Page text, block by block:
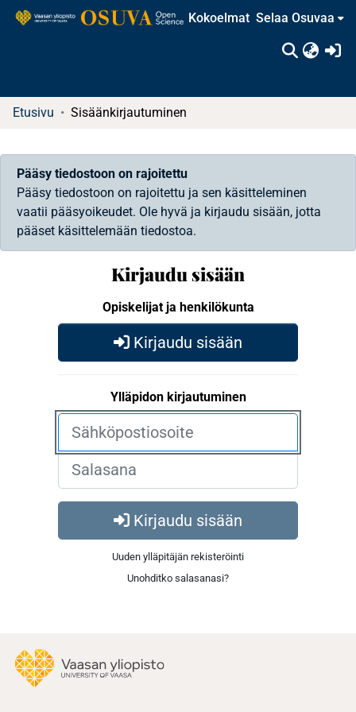
Kokoelmat Selaa Osuvaa
Etusivu Sisäänkirjautuminen
Pääsy tiedostoon on rajoitettu
Pääsy tiedostoon on rajoitettu ja sen käsitteleminen
vaatii pääsyoikeudet. Ole hyvä ja kirjaudu sisään, jotta
pääset käsittelemään tiedostoa.
Kirjaudu sisään
Opiskelijat ja henkilökunta
Kirjaudu sisään
Ylläpidon kirjautuminen
Kirjaudu sisään
Uuden ylläpitäjän rekisteröinti
Unohditko salasanasi?